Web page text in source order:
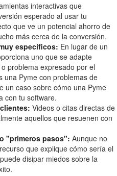
interactivas que
esperado al usar tu
que ve un potencial ahorro de
más cerca de la conversión.
específicos: En lugar de un
uno que se adapte
problema expresado por el
una Pyme con problemas de
un caso sobre cómo una Pyme
con tu software.
Videos o citas directas de
aquellos que resuenen con
"primeros pasos": Aunque no
que explique cómo sería el
disipar miedos sobre la